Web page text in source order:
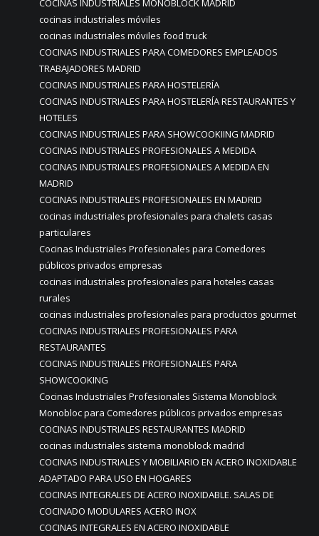
cocinas industriales móviles
cocinas industriales móviles food truck
COCINAS INDUSTRIALES PARA COMEDORES EMPLEADOS
TRABAJADORES MADRID
COCINAS INDUSTRIALES PARA HOSTELERÍA
COCINAS INDUSTRIALES PARA HOSTELERÍA RESTAURANTES Y
HOTELES
COCINAS INDUSTRIALES PARA SHOWCOOKIING MADRID
COCINAS INDUSTRIALES PROFESIONALES A MEDIDA
COCINAS INDUSTRIALES PROFESIONALES A MEDIDA EN
MADRID
COCINAS INDUSTRIALES PROFESIONALES EN MADRID
cocinas industriales profesionales para chalets casas
particulares
Cocinas Industriales Profesionales para Comedores
públicos privados empresas
cocinas industriales profesionales para hoteles casas
rurales
cocinas industriales profesionales para productos gourmet
COCINAS INDUSTRIALES PROFESIONALES PARA
RESTAURANTES
COCINAS INDUSTRIALES PROFESIONALES PARA
SHOWCOOKING
Cocinas Industriales Profesionales Sistema Monoblock
Monobloc para Comedores públicos privados empresas
COCINAS INDUSTRIALES RESTAURANTES MADRID
cocinas industriales sistema monoblock madrid
COCINAS INDUSTRIALES Y MOBILIARIO EN ACERO INOXIDABLE
ADAPTADO PARA USO EN HOGARES
COCINAS INTEGRALES DE ACERO INOXIDABLE. SALAS DE
COCINADO MODULARES ACERO INOX
COCINAS INTEGRALES EN ACERO INOXIDABLE